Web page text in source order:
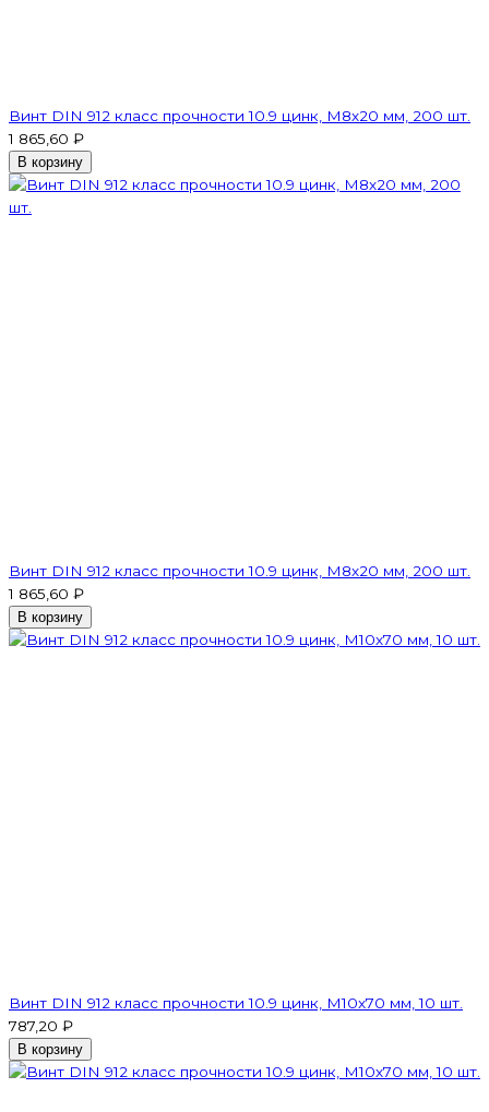
Винт DIN 912 класс прочности 10.9 цинк, М8х20 мм, 200 шт.
1 865,60 ₽
В корзину
Винт DIN 912 класс прочности 10.9 цинк, М8х20 мм, 200 шт.
1 865,60 ₽
В корзину
Винт DIN 912 класс прочности 10.9 цинк, М10х70 мм, 10 шт.
787,20 ₽
В корзину